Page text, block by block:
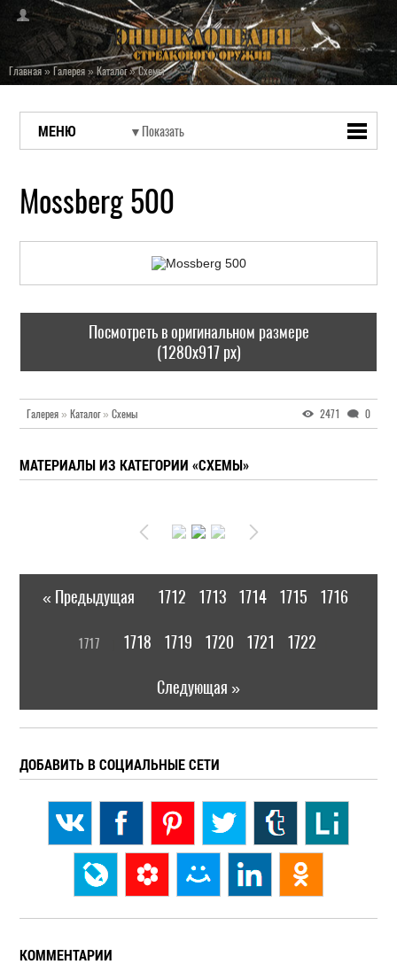
Главная»Галерея»Каталог»Схемы
МЕНЮ
Mossberg 500
Посмотреть в оригинальном размере
(1280x917 px)
Галерея » Каталог» Схемы 2471 0
МАТЕРИАЛЫ ИЗ КАТЕГОРИИ «СХЕМЫ»
« Предыдущая 1712 1713 1714 1715 1716
1717 1718 1719 1720 1721 1722
Следующая »
ДОБАВИТЬ В СОЦИАЛЬНЫЕ СЕТИ
КОММЕНТАРИИ